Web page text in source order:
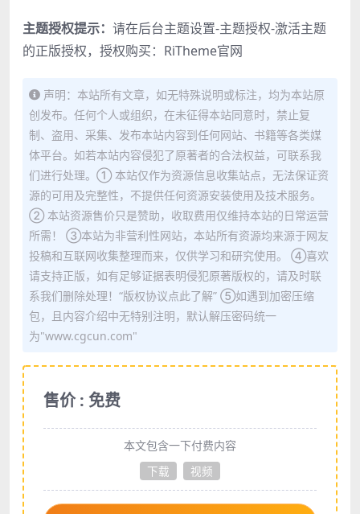
主题授权提示： 请在后台主题设置-主题授权-激活主题
的正版授权，授权购买： RiTheme官网
声明：本站所有文章，如无特殊说明或标注，均为本站原
创发布。任何个人或组织，在未征得本站同意时，禁止复
制、盗用、采集、发布本站内容到任何网站、书籍等各类媒
体平台。如若本站内容侵犯了原著者的合法权益，可联系我
们进行处理。① 本站仅作为资源信息收集站点，无法保证资
源的可用及完整性，不提供任何资源安装使用及技术服务。
② 本站资源售价只是赞助，收取费用仅维持本站的日常运营
所需！ ③本站为非营利性网站，本站所有资源均来源于网友
投稿和互联网收集整理而来，仅供学习和研究使用。 ④喜欢
请支持正版，如有足够证据表明侵犯原著版权的，请及时联
系我们删除处理！“版权协议点此了解” ⑤如遇到加密压缩
包，且内容介绍中无特别注明，默认解压密码统一
为"www.cgcun.com"
售价 : 免费
本文包含一下付费内容
下载
视频